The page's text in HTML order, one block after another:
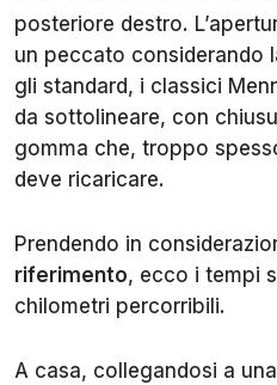
posteriore destro.
un peccato considerando
gli standard, i classici
da sottolineare, con
gomma che, troppo
deve ricaricare.
Prendendo in
riferimento, ecco i tempi
chilometri percorribili.
A casa, collegandosi a